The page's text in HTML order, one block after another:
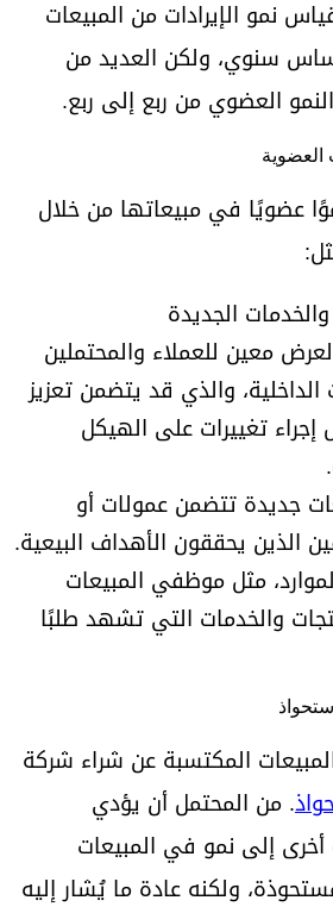
نمو الإيرادات من المبيعات
سنوي، ولكن العديد من
العضوي من ربع إلى ربع.
العضوية
عضويًا في مبيعاتها من خلال
الجديدة
معين للعملاء والمحتملين
والذي قد يتضمن تعزيز
إجراء تغييرات على الهيكل
جديدة تتضمن عمولات أو
الذين يحققون الأهداف البيعية.
مثل موظفي المبيعات
والخدمات التي تشهد طلبًا
المكتسبة عن شراء شركة
. من المحتمل أن يؤدي
إلى نمو في المبيعات
ولكنه عادة ما يُشار إليه